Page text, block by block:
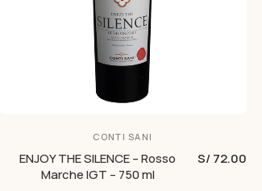
CONTI SANI
ENJOY THE SILENCE – Rosso
Marche IGT – 750 ml
S/ 72.00